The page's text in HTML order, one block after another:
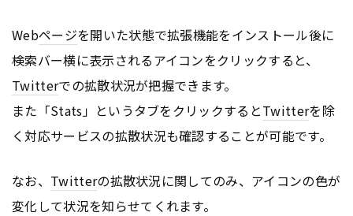
Webページを開いた状態で拡張機能をインストール後に
検索バー横に表示されるアイコンをクリックすると、
Twitterでの拡散状況が把握できます。
また「Stats」というタブをクリックするとTwitterを除
く対応サービスの拡散状況も確認することが可能です。
なお、 Twitterの拡散状況に関してのみ、アイコンの色が
変化して状況を知らせてくれます。